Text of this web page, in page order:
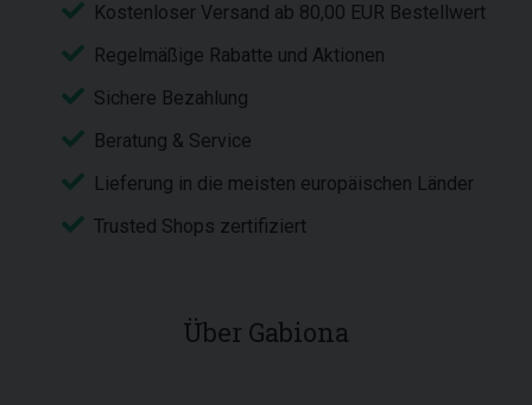
Kostenloser Versand ab 80,00 EUR Bestellwert
Regelmäßige Rabatte und Aktionen
Sichere Bezahlung
Beratung & Service
Lieferung in die meisten europäischen Länder
Trusted Shops zertifiziert
Über Gabiona